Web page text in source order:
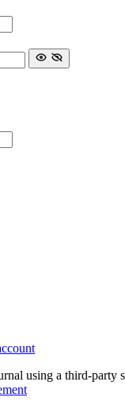
using a third-party